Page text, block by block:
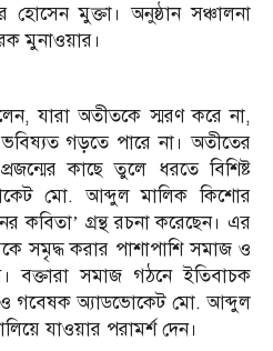
হোসেন মুক্তা। অনুষ্ঠান সঞ্চালনা
মুনাওয়ার।
যারা অতীতকে স্মরণ করে না,
ভবিষ্যত গড়তে পারে না। অতীতের
কাছে তুলে ধরতে বিশিষ্ট
মো. আব্দুল মালিক কিশোর
কবিতা’ গ্রন্থ রচনা করেছেন। এর
সমৃদ্ধ করার পাশাপাশি সমাজ ও
বক্তারা সমাজ গঠনে ইতিবাচক
ও গবেষক অ্যাডভোকেট মো. আব্দুল
যাওয়ার পরামর্শ দেন।